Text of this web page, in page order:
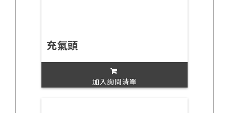
充氣頭
加入詢問清單